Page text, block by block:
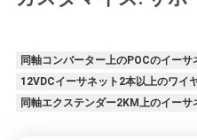
同軸コンバーター上のPOCのイーサ
12VDCイーサネット2本以上のワイ
同軸エクステンダー2KM上のイーサ